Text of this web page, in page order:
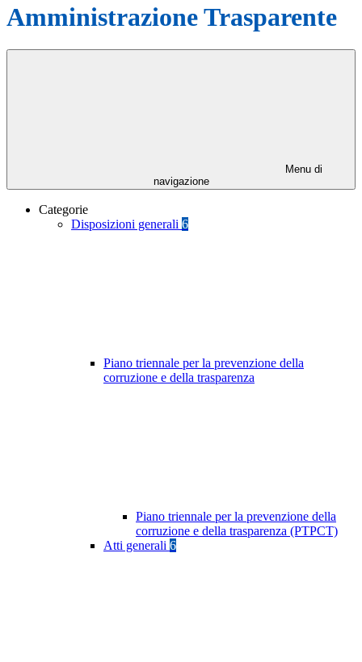
Amministrazione Trasparente
Menu di
navigazione
Categorie
Disposizioni generali 6
Piano triennale per la prevenzione della
corruzione e della trasparenza
Piano triennale per la prevenzione della
corruzione e della trasparenza (PTPCT)
Atti generali 6